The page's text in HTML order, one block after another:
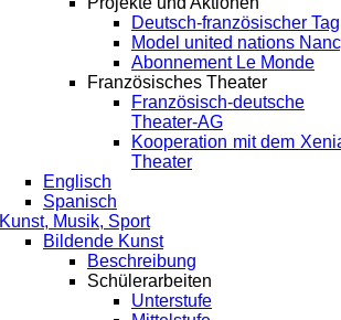
Deutsch-französischer Tag
Model united nations
Abonnement Le Monde
Französisches Theater
Französisch-deutsche
Theater-AG
Kooperation mit dem
Theater
Englisch
Spanisch
Kunst, Musik, Sport
Bildende Kunst
Beschreibung
Schülerarbeiten
Unterstufe